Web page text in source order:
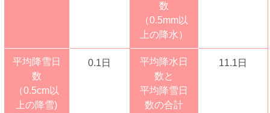
数
（0.5mm以
上の降水）
平均降雪日
数
（0.5cm以
上の降雪)
0.1日
平均降水日
数と
平均降雪日
数の合計
11.1日